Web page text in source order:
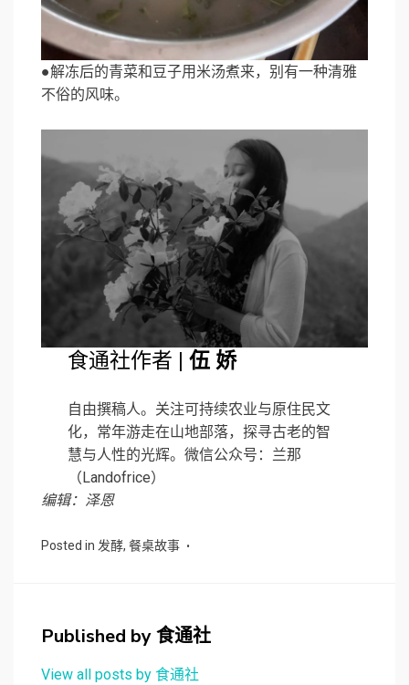
●解冻后的青菜和豆子用米汤煮来，别有一种清雅
不俗的风味。
食通社作者 | 伍 娇
自由撰稿人。关注可持续农业与原住民文
化，常年游走在山地部落，探寻古老的智
慧与人性的光辉。微信公众号：兰那
（Landofrice）
编辑：泽恩
Posted in 发酵, 餐桌故事
Published by食通社
View all posts by 食通社